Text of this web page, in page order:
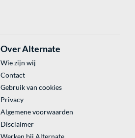
Over Alternate
Wie zijn wij
Contact
Gebruik van cookies
Privacy
Algemene voorwaarden
Disclaimer